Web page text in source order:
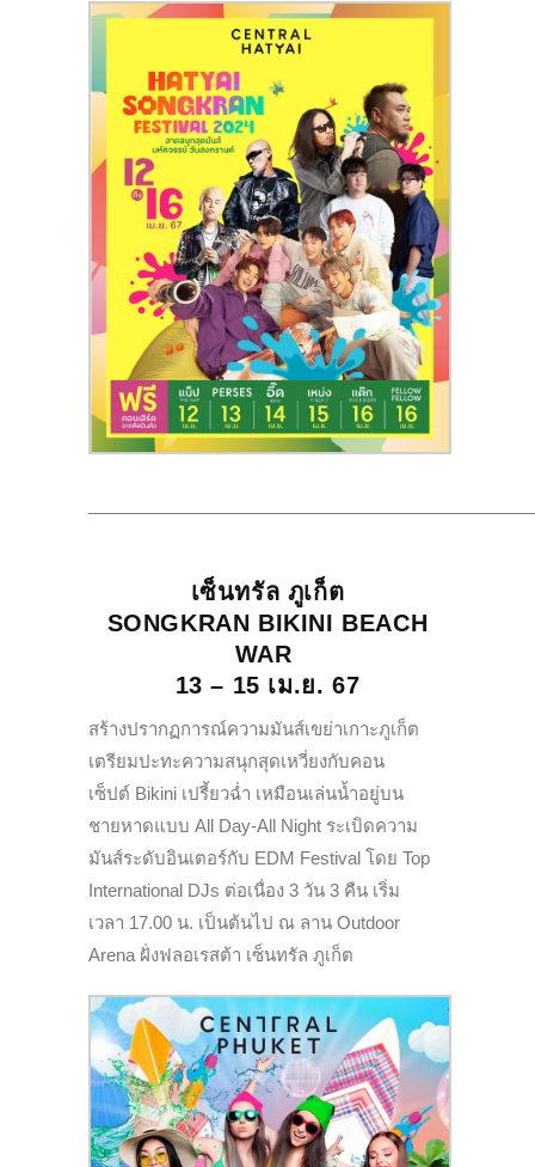
เซ็นทรัล ภูเก็ต
SONGKRAN BIKINI BEACH
WAR
13 – 15 เม.ย. 67
สร้างปรากฏการณ์ความมันส์เขย่าเกาะภูเก็ต
เตรียมปะทะความสนุกสุดเหวี่ยงกับคอน
เซ็ปต์ Bikini เปรี้ยวฉ่ำ เหมือนเล่นน้ำอยู่บน
ชายหาดแบบ All Day-All Night ระเบิดความ
มันส์ระดับอินเตอร์กับ EDM Festival โดย Top
International DJs ต่อเนื่อง 3 วัน 3 คืน เริ่ม
เวลา 17.00 น. เป็นต้นไป ณ ลาน Outdoor
Arena ฝั่งฟลอเรสต้า เซ็นทรัล ภูเก็ต